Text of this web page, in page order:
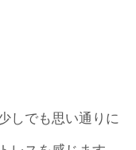
しでも思い通りに